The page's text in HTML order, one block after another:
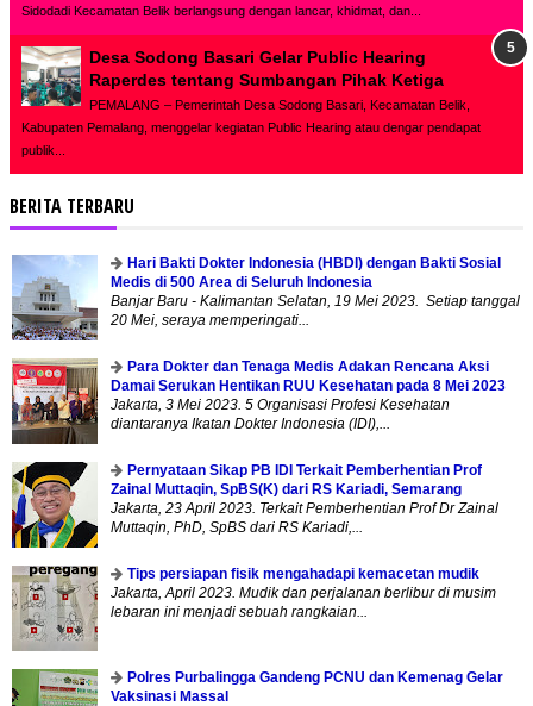
Sidodadi Kecamatan Belik berlangsung dengan lancar, khidmat, dan...
Desa Sodong Basari Gelar Public Hearing
Raperdes tentang Sumbangan Pihak Ketiga
PEMALANG – Pemerintah Desa Sodong Basari, Kecamatan Belik,
Kabupaten Pemalang, menggelar kegiatan Public Hearing atau dengar pendapat
publik...
BERITA TERBARU
Hari Bakti Dokter Indonesia (HBDI) dengan Bakti Sosial
Medis di 500 Area di Seluruh Indonesia
Banjar Baru - Kalimantan Selatan, 19 Mei 2023. Setiap tanggal
20 Mei, seraya memperingati...
Para Dokter dan Tenaga Medis Adakan Rencana Aksi
Damai Serukan Hentikan RUU Kesehatan pada 8 Mei 2023
Jakarta, 3 Mei 2023. 5 Organisasi Profesi Kesehatan
diantaranya Ikatan Dokter Indonesia (IDI),...
Pernyataan Sikap PB IDI Terkait Pemberhentian Prof
Zainal Muttaqin, SpBS(K) dari RS Kariadi, Semarang
Jakarta, 23 April 2023. Terkait Pemberhentian Prof Dr Zainal
Muttaqin, PhD, SpBS dari RS Kariadi,...
Tips persiapan fisik mengahadapi kemacetan mudik
Jakarta, April 2023. Mudik dan perjalanan berlibur di musim
lebaran ini menjadi sebuah rangkaian...
Polres Purbalingga Gandeng PCNU dan Kemenag Gelar
Vaksinasi Massal